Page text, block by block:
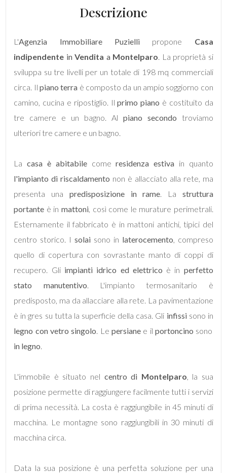
Descrizione
L'Agenzia Immobiliare Puzielli propone Casa
indipendente inVendita a Montelparo. La proprietà si
sviluppa su tre livelli per un totale di 198 mq commerciali
circa. Il piano terra è composto da un ampio soggiorno con
camino, cucina e ripostiglio. Ilprimo piano è costituito da
tre camere e un bagno. Al piano secondo troviamo
ulteriori tre camere e un bagno.
Lacasa è abitabilecomeresidenza estiva in quanto
l'impianto di riscaldamento non è allacciato alla rete, ma
presenta una predisposizione in rame. La struttura
portante è in mattoni, così come le murature perimetrali.
Esternamente il fabbricato è in mattoni antichi, tipici del
centro storico. Isolai sono in laterocemento, compreso
quello di copertura con sovrastante manto di coppi di
recupero. Gli impianti idrico ed elettrico è in perfetto
stato manutentivo. L'impianto termosanitario è
predisposto, ma da allacciare alla rete. La pavimentazione
è in gres su tutta la superficie della casa. Gli infissi sono in
legno con vetro singolo. Le persiane e il portoncino sono
in legno.
L'immobile è situato nel centro di Montelparo, la sua
posizione permette di raggiungere facilmente tutti i servizi
di prima necessità. La costa è raggiungibile in 45 minuti di
macchina. Le montagne sono raggiungibili in 30 minuti di
macchina circa.
Data la sua posizione è una perfetta soluzione per una
Totale
Locali
minimi
2
3
4
5
5+
Bagni
minimi